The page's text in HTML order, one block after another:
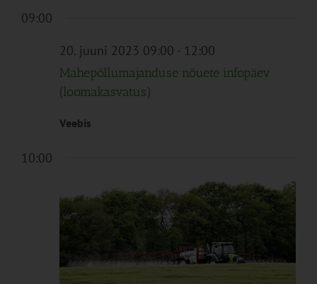
09:00
20. juuni 2023 09:00 - 12:00
Mahepõllumajanduse nõuete infopäev
(loomakasvatus)
Veebis
10:00